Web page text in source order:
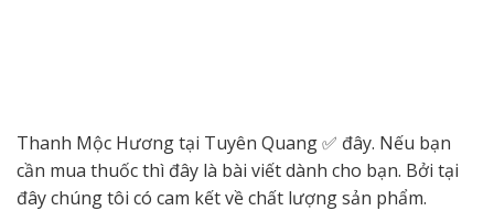
Thanh Mộc Hương tại Tuyên Quang ✅ đây. Nếu bạn
cần mua thuốc thì đây là bài viết dành cho bạn. Bởi tại
đây chúng tôi có cam kết về chất lượng sản phẩm.